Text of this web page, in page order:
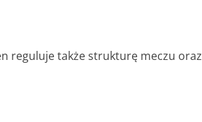
reguluje także strukturę meczu oraz